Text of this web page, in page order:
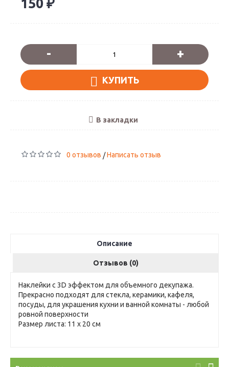
150 ₽
- +
КУПИТЬ
В закладки
0 отзывов /Написать отзыв
Описание
Отзывов (0)
Наклейки с 3D эффектом для объемного декупажа.
Прекрасно подходят для стекла, керамики, кафеля,
посуды, для украшения кухни и ванной комнаты - любой
ровной поверхности
Размер листа: 11 х 20 см